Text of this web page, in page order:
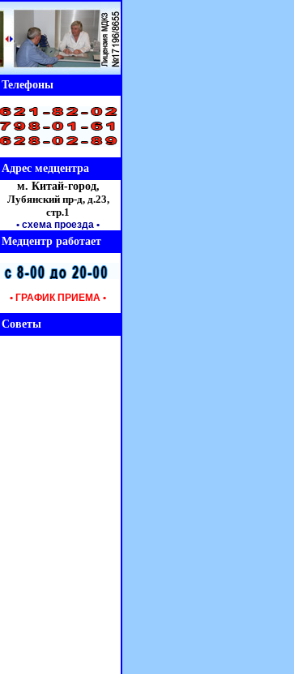
Телефоны
Адрес медцентра
м. Китай-город,
Лубянский пр-д, д.23,
стр.1
• схема проезда •
Медцентр работает
• ГРАФИК ПРИЕМА •
Советы